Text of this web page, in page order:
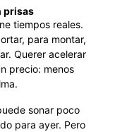
prisas
tiempos reales.
para montar,
Querer acelerar
precio: menos
sonar poco
para ayer. Pero